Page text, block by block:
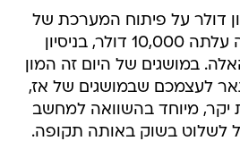
50 מיליון דולר על פיתוח המערכת של
ליסה. לא פלא שליסה עלתה 10,000 דולר, בניסיון
במושגים של היום זה המון
לעצמכם שבמושגים של אז,
יקר, מיוחד בהשוואה למחשב